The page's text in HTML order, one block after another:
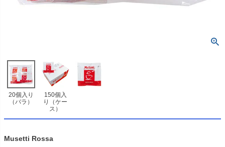
20個入り
（バラ）
150個入
り（ケー
ス）
Musetti Rossa